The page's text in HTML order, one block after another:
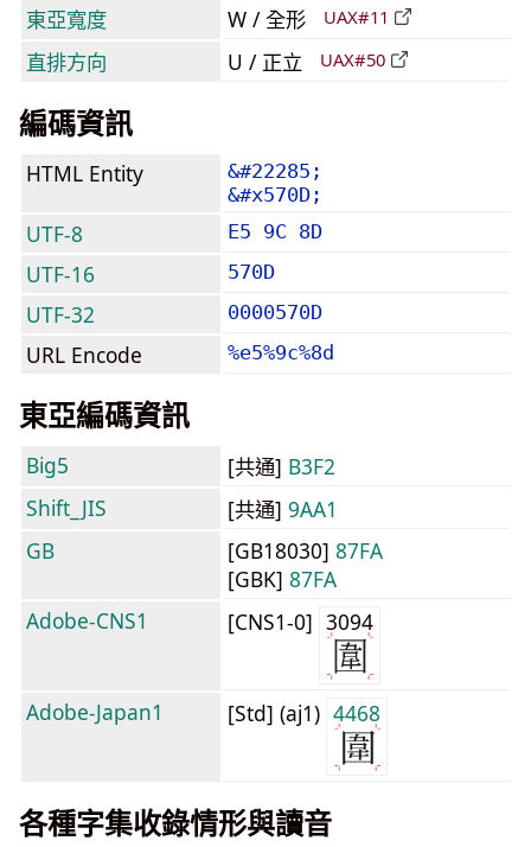
東亞寬度
W / 全形 UAX#11
直排方向 U / 正立 UAX#50
編碼資訊
HTML Entity
&#22285;
&#x570D;
UTF-8 E5 9C 8D
UTF-16 570D
UTF-32 0000570D
URL Encode %e5%9c%8d
東亞編碼資訊
Big5 [共通] B3F2
Shift_JIS
[共通] 9AA1
GB
[GB18030] 87FA
[GBK] 87FA
Adobe-CNS1
[CNS1-0] 3094
Adobe-Japan1 [Std] (aj1) 4468
各種字集收錄情形與讀音